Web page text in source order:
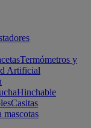
Termómetros y
Artificial
Hinchable
Casitas
mascotas